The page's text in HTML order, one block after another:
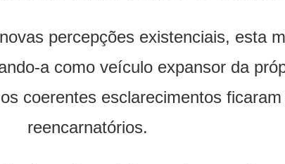
percepções existenciais, esta
a como veículo expansor da
coerentes esclarecimentos
reencarnatórios.